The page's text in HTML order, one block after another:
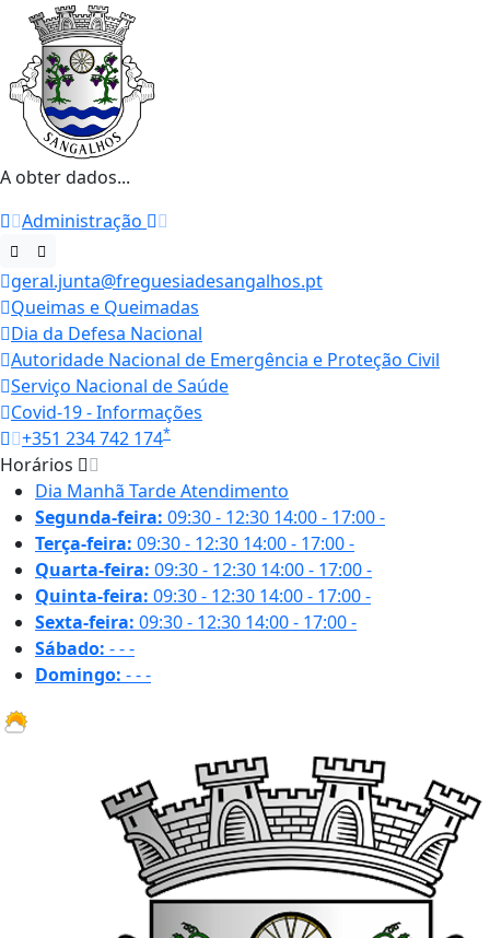
A obter dados...
Administração
geral.junta@freguesiadesangalhos.pt
Queimas e Queimadas
Dia da Defesa Nacional
Autoridade Nacional de Emergência e Proteção Civil
Serviço Nacional de Saúde
Covid-19 - Informações
+351 234 742 174*
Horários
Dia Manhã TardeAtendimento
Segunda-feira: 09:30 - 12:30 14:00 - 17:00-
Terça-feira: 09:30 - 12:30 14:00 - 17:00-
Quarta-feira: 09:30 - 12:30 14:00 - 17:00-
Quinta-feira: 09:30 - 12:30 14:00 - 17:00-
Sexta-feira: 09:30 - 12:30 14:00 - 17:00-
Sábado: ---
Domingo: ---